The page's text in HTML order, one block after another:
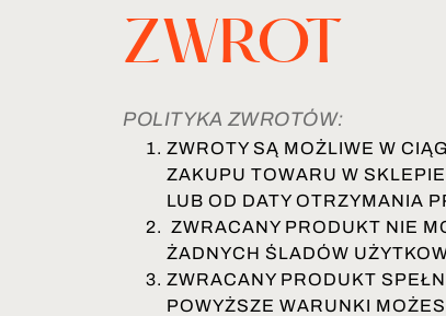
ZWROT
POLITYKA ZWROTÓW:
ZWROTY SĄ MOŻLIWE W
ZAKUPU TOWARU W
LUB OD DATY OTRZYMANIA
ZWRACANY PRODUKT NIE
ŻADNYCH ŚLADÓW
ZWRACANY PRODUKT
POWYŻSZE WARUNKI